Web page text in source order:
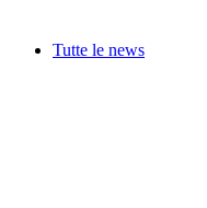
Tutte le news